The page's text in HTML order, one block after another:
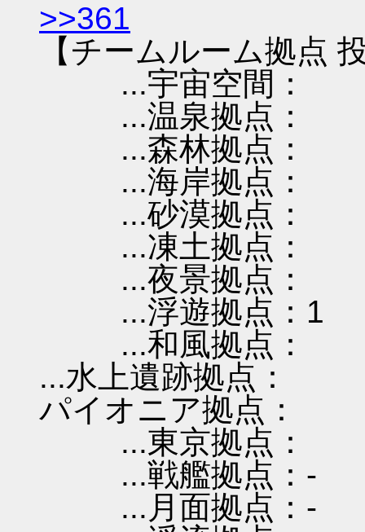
>>361
【チームルーム拠点
...宇宙空間：
...温泉拠点：
...森林拠点：
...海岸拠点：
...砂漠拠点：
...凍土拠点：
...夜景拠点：
...浮遊拠点：1
...和風拠点：
...水上遺跡拠点：
パイオニア拠点：
...東京拠点：
...戦艦拠点：-
...月面拠点：-